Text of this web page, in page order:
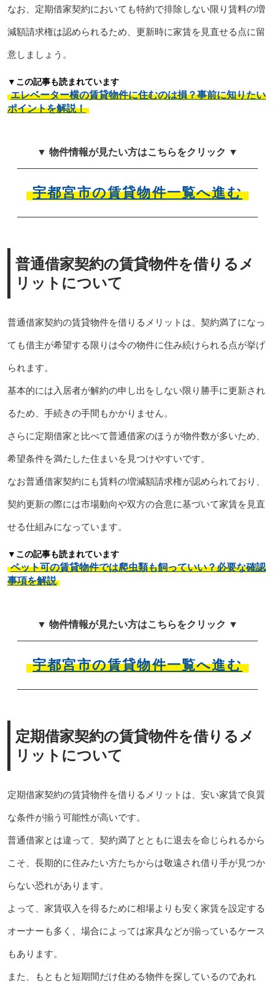
なお、定期借家契約においても特約で排除しない限り賃料の増
減額請求権は認められるため、更新時に家賃を見直せる点に留
意しましょう。
▼この記事も読まれています
エレベーター横の賃貸物件に住むのは損？事前に知りたい
ポイントを解説！
▼ 物件情報が見たい方はこちらをクリック ▼
宇都宮市の賃貸物件一覧へ進む
普通借家契約の賃貸物件を借りるメ
リットについて
普通借家契約の賃貸物件を借りるメリットは、契約満了になっ
ても借主が希望する限りは今の物件に住み続けられる点が挙げ
られます。
基本的には入居者が解約の申し出をしない限り勝手に更新され
るため、手続きの手間もかかりません。
さらに定期借家と比べて普通借家のほうが物件数が多いため、
希望条件を満たした住まいを見つけやすいです。
なお普通借家契約にも賃料の増減額請求権が認められており、
契約更新の際には市場動向や双方の合意に基づいて家賃を見直
せる仕組みになっています。
▼この記事も読まれています
ペット可の賃貸物件では爬虫類も飼っていい？必要な確認
事項を解説
▼ 物件情報が見たい方はこちらをクリック ▼
宇都宮市の賃貸物件一覧へ進む
定期借家契約の賃貸物件を借りるメ
リットについて
定期借家契約の賃貸物件を借りるメリットは、安い家賃で良質
な条件が揃う可能性が高いです。
普通借家とは違って、契約満了とともに退去を命じられるから
こそ、長期的に住みたい方たちからは敬遠され借り手が見つか
らない恐れがあります。
よって、家賃収入を得るために相場よりも安く家賃を設定する
オーナーも多く、場合によっては家具などが揃っているケース
もあります。
また、もともと短期間だけ住める物件を探しているのであれ